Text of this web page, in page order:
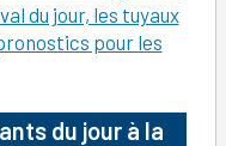
du jour, les tuyaux
pour les
du jour à la